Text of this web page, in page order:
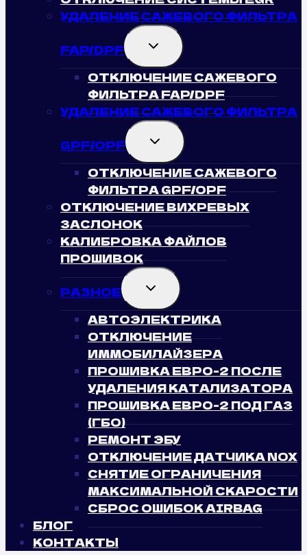
УДАЛЕНИЕ САЖЕВОГО ФИЛЬТРА
FAP/DPF TOGGLE
CHILD
MENU
ОТКЛЮЧЕНИЕ САЖЕВОГО
ФИЛЬТРА FAP/DPF
УДАЛЕНИЕ САЖЕВОГО ФИЛЬТРА
GPF/OPF TOGGLE
CHILD
MENU
ОТКЛЮЧЕНИЕ САЖЕВОГО
ФИЛЬТРА GPF/OPF
ОТКЛЮЧЕНИЕ ВИХРЕВЫХ
ЗАСЛОНОК
КАЛИБРОВКА ФАЙЛОВ
ПРОШИВОК
РАЗНОЕ TOGGLE
CHILD
MENU
АВТОЭЛЕКТРИКА
ОТКЛЮЧЕНИЕ
ИММОБИЛАЙЗЕРА
ПРОШИВКА ЕВРО-2 ПОСЛЕ
УДАЛЕНИЯ КАТАЛИЗАТОРА
ПРОШИВКА ЕВРО-2 ПОД ГАЗ
(ГБО)
РЕМОНТ ЭБУ
ОТКЛЮЧЕНИЕ ДАТЧИКА NOX
СНЯТИЕ ОГРАНИЧЕНИЯ
МАКСИМАЛЬНОЙ СКАРОСТИ
СБРОС ОШИБОК AIRBAG
БЛОГ
КОНТАКТЫ